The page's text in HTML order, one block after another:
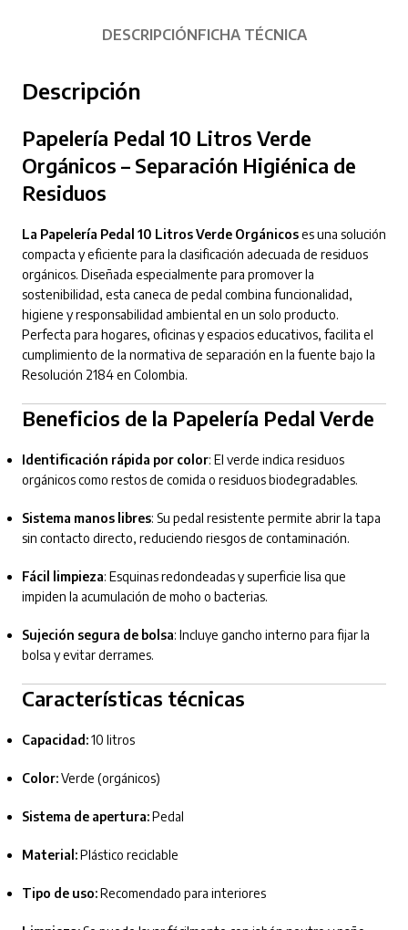
DESCRIPCIÓNFICHA TÉCNICA
Descripción
Papelería Pedal 10 Litros Verde
Orgánicos – Separación Higiénica de
Residuos
La Papelería Pedal 10 Litros Verde Orgánicoses una solución
compacta y eficiente para la clasificación adecuada de residuos
orgánicos. Diseñada especialmente para promover la
sostenibilidad, esta caneca de pedal combina funcionalidad,
higiene y responsabilidad ambiental en un solo producto.
Perfecta para hogares, oficinas y espacios educativos, facilita el
cumplimiento de la normativa de separación en la fuente bajo la
Resolución 2184 en Colombia.
Beneficios de la Papelería Pedal Verde
Identificación rápida por color: El verde indica residuos
orgánicos como restos de comida o residuos biodegradables.
Sistema manos libres: Su pedal resistente permite abrir la tapa
sin contacto directo, reduciendo riesgos de contaminación.
Fácil limpieza: Esquinas redondeadas y superficie lisa que
impiden la acumulación de moho o bacterias.
Sujeción segura de bolsa: Incluye gancho interno para fijar la
bolsa y evitar derrames.
Características técnicas
Capacidad:10 litros
Color:Verde (orgánicos)
Sistema de apertura:Pedal
Material:Plástico reciclable
Tipo de uso:Recomendado para interiores